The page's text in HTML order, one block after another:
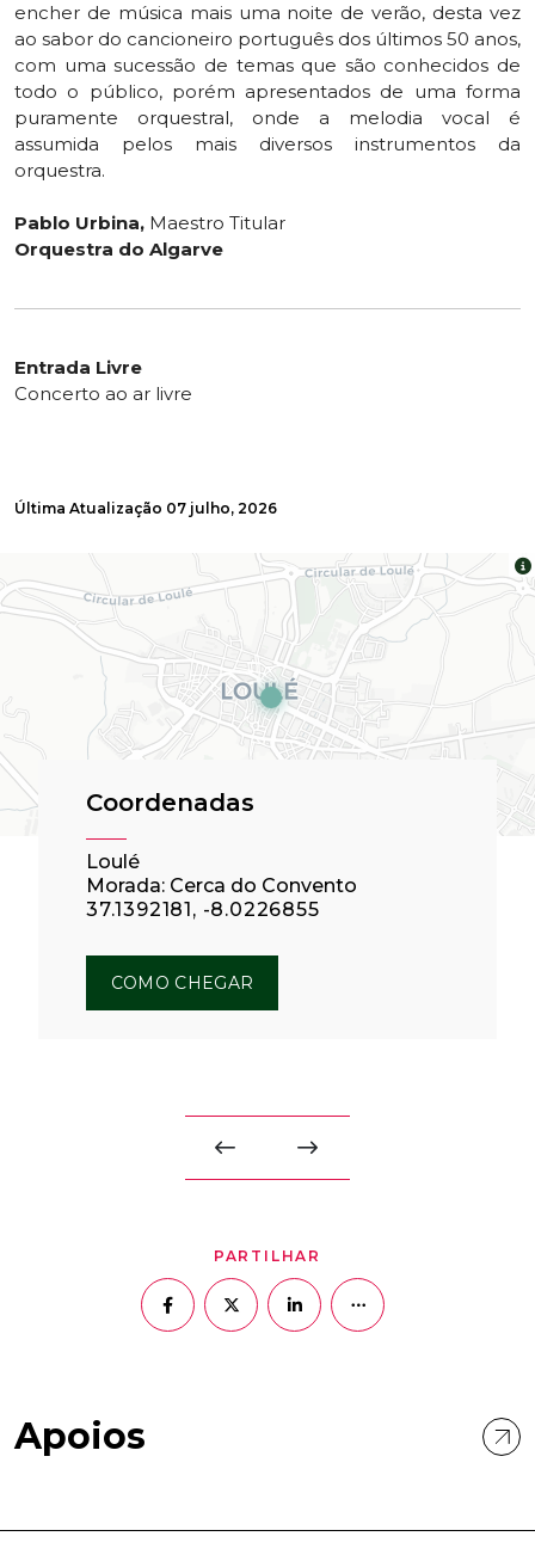
encher de música mais uma noite de verão, desta vez
ao sabor do cancioneiro português dos últimos 50 anos,
com uma sucessão de temas que são conhecidos de
todo o público, porém apresentados de uma forma
puramente orquestral, onde a melodia vocal é
assumida pelos mais diversos instrumentos da
orquestra.
Pablo Urbina, Maestro Titular
Orquestra do Algarve
Entrada Livre
Concerto ao ar livre
Última Atualização 07 julho, 2026
Coordenadas
Loulé
Morada: Cerca do Convento
37.1392181, -8.0226855
COMO CHEGAR
PARTILHAR
Apoios